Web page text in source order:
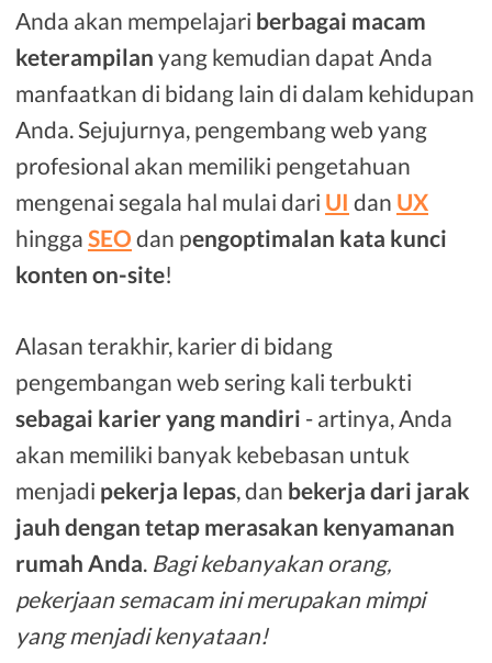
Anda akan mempelajari berbagai macam
keterampilan yang kemudian dapat Anda
manfaatkan di bidang lain di dalam kehidupan
Anda. Sejujurnya, pengembang web yang
profesional akan memiliki pengetahuan
mengenai segala hal mulai dari UI dan UX
hingga SEO dan pengoptimalan kata kunci
konten on-site!
Alasan terakhir, karier di bidang
pengembangan web sering kali terbukti
sebagai karier yang mandiri - artinya, Anda
akan memiliki banyak kebebasan untuk
menjadi pekerja lepas, dan bekerja dari jarak
jauh dengan tetap merasakan kenyamanan
rumah Anda. Bagi kebanyakan orang,
pekerjaan semacam ini merupakan mimpi
yang menjadi kenyataan!